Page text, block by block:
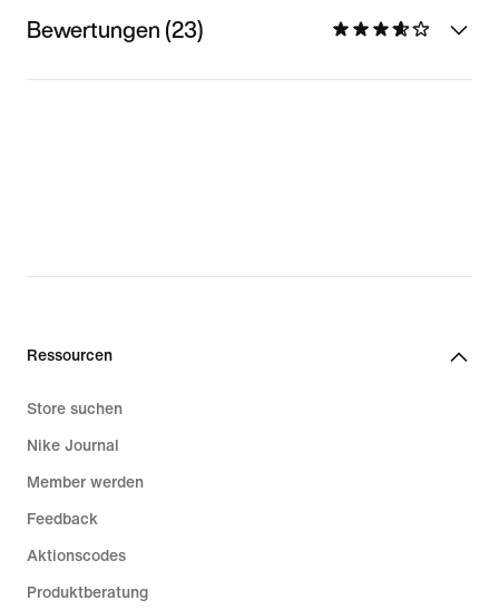
Bewertungen (23)
Ressourcen
Store suchen
Nike Journal
Member werden
Feedback
Aktionscodes
Produktberatung